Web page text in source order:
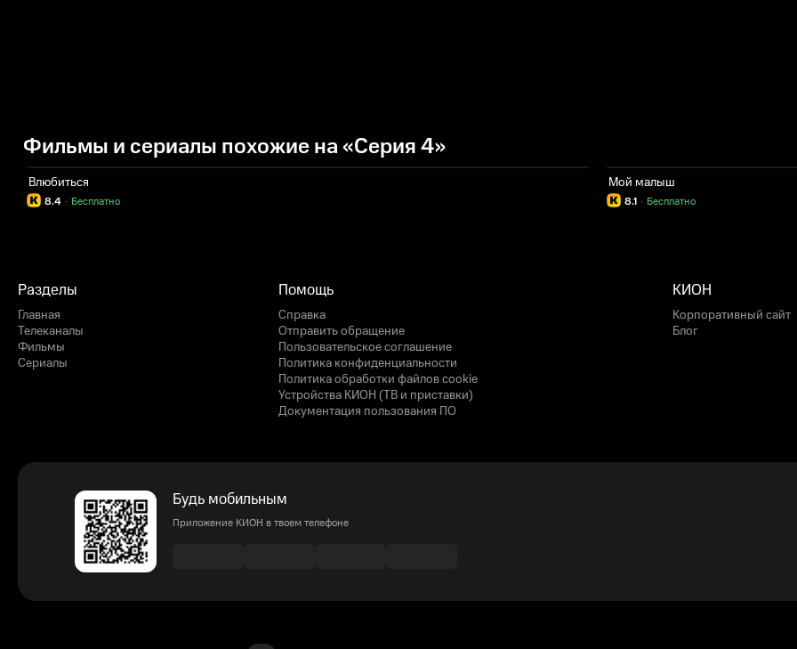
Фильмы и сериалы похожие на «Серия 4»
Влюбиться
8.4 Бесплатно
·
Мой малыш
8.1 Бесплатно
·
Разделы
Главная
Телеканалы
Фильмы
Сериалы
Помощь
Справка
Отправить обращение
Пользовательское соглашение
Политика конфиденциальности
Политика обработки файлов cookie
Устройства КИОН (ТВ и приставки)
Документация пользования ПО
КИОН
Корпоративный сайт
Блог
Будь мобильным
Приложение КИОН в твоем телефоне